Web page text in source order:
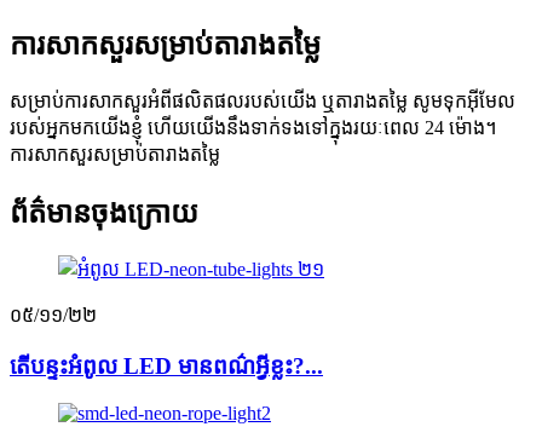
ការសាកសួរសម្រាប់តារាងតម្លៃ
សម្រាប់ការសាកសួរអំពីផលិតផលរបស់យើង ឬតារាងតម្លៃ សូមទុកអ៊ីមែល
របស់អ្នកមកយើងខ្ញុំ ហើយយើងនឹងទាក់ទងទៅក្នុងរយៈពេល 24 ម៉ោង។
ការសាកសួរសម្រាប់តារាងតម្លៃ
ព័ត៌មានចុងក្រោយ
០៥/១១/២២
តើបន្ទះអំពូល LED មានពណ៌អ្វីខ្លះ?...